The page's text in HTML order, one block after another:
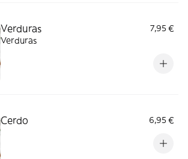
Verduras
7,95 €
Verduras
Cerdo 6,95 €